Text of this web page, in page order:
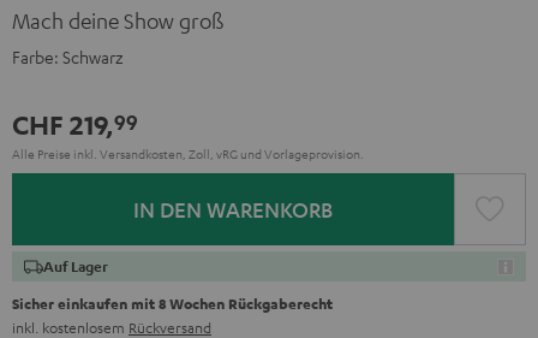
Mach deine Show groß
Farbe: Schwarz
CHF 219,99
Alle Preise inkl. Versandkosten, Zoll, vRG und Vorlageprovision.
IN DEN WARENKORB
Auf Lager
Sicher einkaufen mit 8 Wochen Rückgaberecht
inkl. kostenlosem Rückversand